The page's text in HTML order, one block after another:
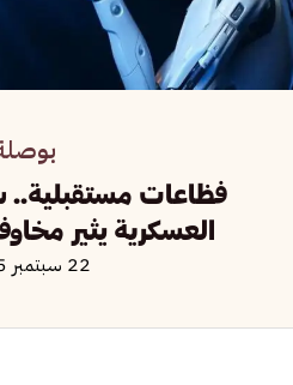
فظاعات مستقبلية..
العسكرية يثير
22 سبتمبر 2025